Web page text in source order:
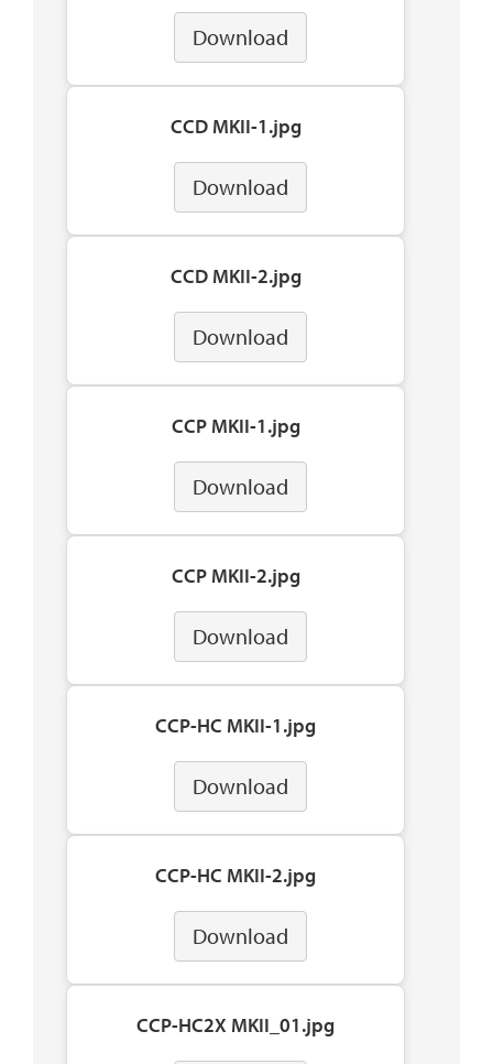
Download
CCD MKII-1.jpg
Download
CCD MKII-2.jpg
Download
CCP MKII-1.jpg
Download
CCP MKII-2.jpg
Download
CCP-HC MKII-1.jpg
Download
CCP-HC MKII-2.jpg
Download
CCP-HC2X MKII_01.jpg